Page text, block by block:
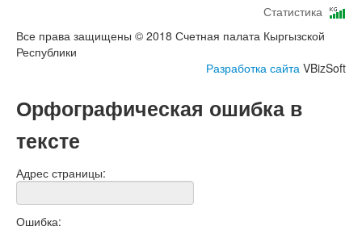
Статистика
Все права защищены © 2018 Счетная палата Кыргызской
Республики
Разработка сайта VBizSoft
Орфографическая ошибка в
тексте
Адрес страницы:
Ошибка: